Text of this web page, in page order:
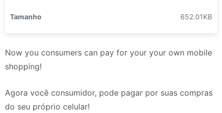
Tamanho 652.01KB
Now you consumers can pay for your your own mobile
shopping!
Agora você consumidor, pode pagar por suas compras
do seu próprio celular!